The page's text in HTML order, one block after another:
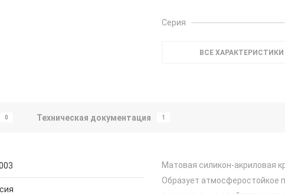
Серия
ВСЕ ХАРАКТЕРИСТИКИ
0 Техническая документация 1
Матовая силикон-акриловая
Образует атмосферостойкое